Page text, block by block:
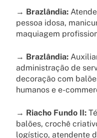
→ Brazlândia:
pessoa idosa,
maquiagem
→ Brazlândia:
administração de
decoração com
humanos e e-
→ Riacho Fundo II:
balões, crochê
logístico, atendente